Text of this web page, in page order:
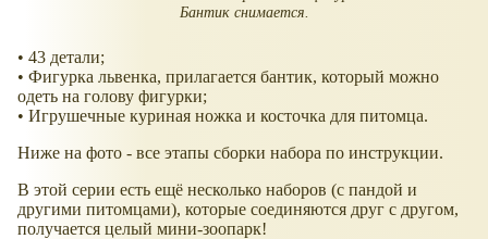
Бантик снимается.
• 43 детали;
• Фигурка львенка, прилагается бантик, который можно
одеть на голову фигурки;
• Игрушечные куриная ножка и косточка для питомца.
Ниже на фото - все этапы сборки набора по инструкции.
В этой серии есть ещё несколько наборов (с пандой и
другими питомцами), которые соединяются друг с другом,
получается целый мини-зоопарк!